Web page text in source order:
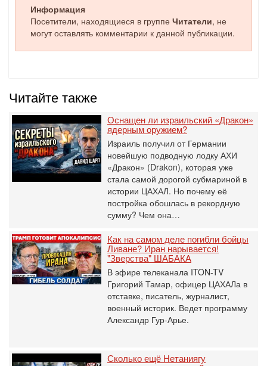
Информация
Посетители, находящиеся в группе Читатели, не
могут оставлять комментарии к данной публикации.
Читайте также
Оснащен ли израильский «Дракон»
ядерным оружием?
Израиль получил от Германии
новейшую подводную лодку АХИ
«Дракон» (Drakon), которая уже
стала самой дорогой субмариной в
истории ЦАХАЛ. Но почему её
постройка обошлась в рекордную
сумму? Чем она…
Как на самом деле погибли бойцы
Ливане? Иран нарывается!
"Зверства" ШАБАКА
В эфире телеканала ITON-TV
Григорий Тамар, офицер ЦАХАЛа в
отставке, писатель, журналист,
военный историк. Ведет программу
Александр Гур-Арье.
Сколько ещё Нетаниягу